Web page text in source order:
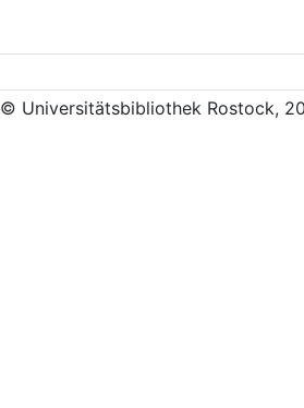
© Universitätsbibliothek Rostock,